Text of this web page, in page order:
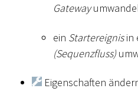
Gateway
ein Startereignisin
(Sequenzfluss)
Eigenschaften